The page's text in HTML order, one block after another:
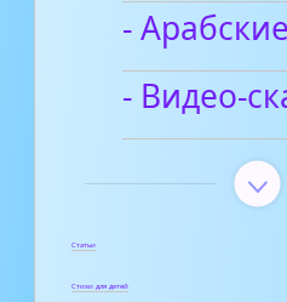
-
- Видео-
Статьи
Стихи для детей